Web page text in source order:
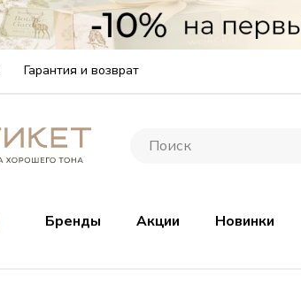
Гарантия и возврат
Бренды Акции Новинки